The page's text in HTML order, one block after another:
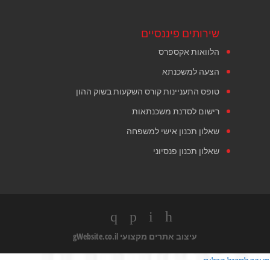
שירותים פיננסיים
הלוואות אקספרס
הצעה למשכנתא
טופס התעניינות קורס השקעות בשוק ההון
רישום לסדנת משכנתאות
שאלון תכנון אישי למשפחה
שאלון תכנון פנסיוני
עיצוב אתרים מקצועי